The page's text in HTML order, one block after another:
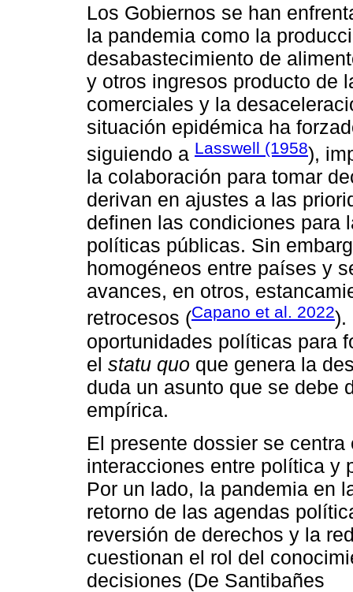
Los Gobiernos se han
la pandemia como la
desabastecimiento de
y otros ingresos producto de
comerciales y la
situación epidémica ha
siguiendo a Lasswell (1958),
la colaboración para tomar
derivan en ajustes a las
definen las condiciones para
políticas públicas. Sin
homogéneos entre países y
avances, en otros,
retrocesos (Capano et al. 2022).
oportunidades políticas para
el statu quo que genera la
duda un asunto que se debe
empírica.
El presente dossier se
interacciones entre política y
Por un lado, la pandemia en
retorno de las agendas
reversión de derechos y la
cuestionan el rol del
decisiones (De Santibañes